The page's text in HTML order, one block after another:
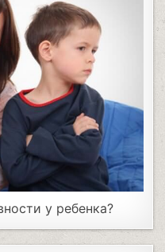
у ребенка?